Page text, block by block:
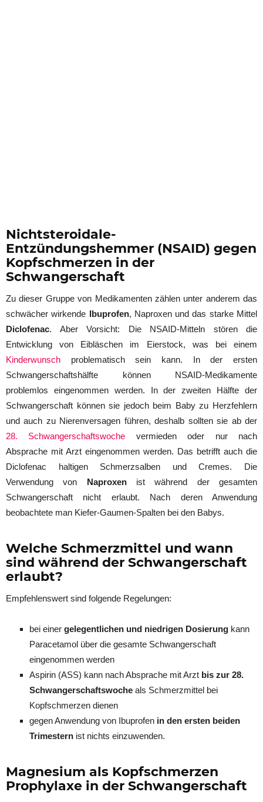
Nichtsteroidale-
Entzündungshemmer (NSAID) gegen
Kopfschmerzen in der
Schwangerschaft
Zu dieser Gruppe von Medikamenten zählen unter anderem das
schwächer wirkende Ibuprofen, Naproxen und das starke Mittel
Diclofenac. Aber Vorsicht: Die NSAID-Mitteln stören die
Entwicklung von Eibläschen im Eierstock, was bei einem
Kinderwunsch problematisch sein kann. In der ersten
Schwangerschaftshälfte können NSAID-Medikamente
problemlos eingenommen werden. In der zweiten Hälfte der
Schwangerschaft können sie jedoch beim Baby zu Herzfehlern
und auch zu Nierenversagen führen, deshalb sollten sie ab der
28. Schwangerschaftswoche vermieden oder nur nach
Absprache mit Arzt eingenommen werden. Das betrifft auch die
Diclofenac haltigen Schmerzsalben und Cremes. Die
Verwendung von Naproxenist während der gesamten
Schwangerschaft nicht erlaubt. Nach deren Anwendung
beobachtete man Kiefer-Gaumen-Spalten bei den Babys.
Welche Schmerzmittel und wann
sind während der Schwangerschaft
erlaubt?
Empfehlenswert sind folgende Regelungen:
bei einer gelegentlichen und niedrigen Dosierung kann
Paracetamol über die gesamte Schwangerschaft
eingenommen werden
Aspirin (ASS) kann nach Absprache mit Arzt bis zur 28.
Schwangerschaftswoche als Schmerzmittel bei
Kopfschmerzen dienen
gegen Anwendung von Ibuprofen in den ersten beiden
Trimestern ist nichts einzuwenden.
Magnesium als Kopfschmerzen
Prophylaxe in der Schwangerschaft